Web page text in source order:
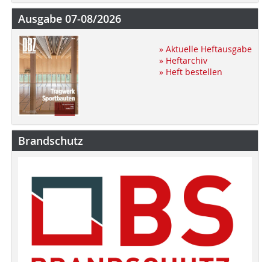
Ausgabe 07-08/2026
» Aktuelle Heftausgabe
» Heftarchiv
» Heft bestellen
Brandschutz